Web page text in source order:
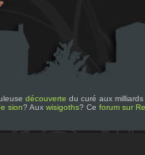
découverte du curé aux
sion? Aux wisigoths? Ce forum sur